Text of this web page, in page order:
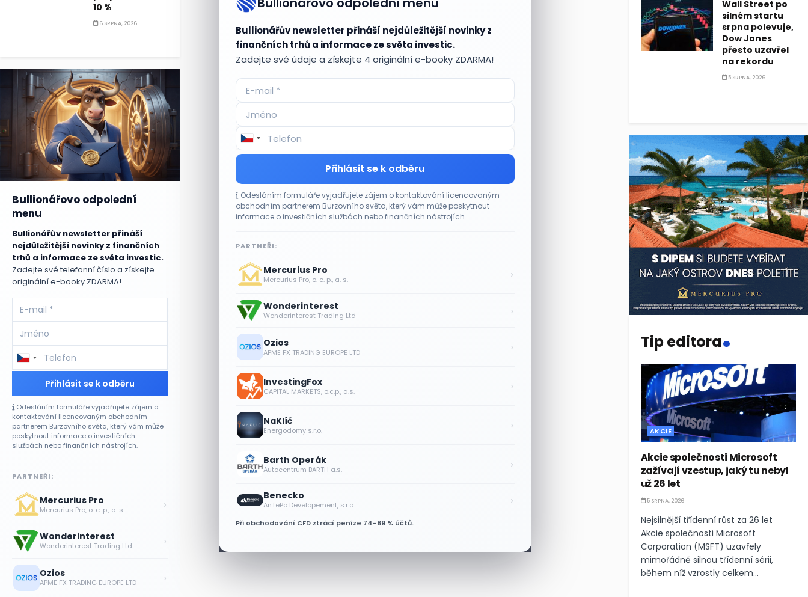
Bullionářův newsletter přináší nejdůležitější novinky z
finančních trhů a informace ze světa investic.
Zadejte své údaje a získejte 4 originální e-booky ZDARMA!
Přihlásit se k odběru
Odesláním formuláře vyjadřujete zájem o kontaktování licencovaným
obchodním partnerem Burzovního světa, který vám může poskytnout
informace o investičních službách nebo finančních nástrojích.
PARTNEŘI:
Mercurius Pro
Mercurius Pro, o. c. p., a. s. ›
Wonderinterest
Wonderinterest Trading Ltd ›
Ozios
APME FX TRADING EUROPE LTD ›
InvestingFox
CAPITAL MARKETS, o.c.p., a.s. ›
NaKlíč
Energodomy s.r.o. ›
Barth Operák
Autocentrum BARTH a.s. ›
Benecko
AnTePo Developement, s.r.o. ›
Při obchodování CFD ztrácí peníze 74–89 % účtů.
10 %
6 SRPNA, 2026
Bullionářovo odpolední
menu
Bullionářův newsletter přináší
nejdůležitější novinky z finančních
trhů a informace ze světa investic.
Zadejte své telefonní číslo a získejte
originální e-booky ZDARMA!
Přihlásit se k odběru
Odesláním formuláře vyjadřujete zájem o
kontaktování licencovaným obchodním
partnerem Burzovního světa, který vám může
poskytnout informace o investičních
službách nebo finančních nástrojích.
PARTNEŘI:
Mercurius Pro
Mercurius Pro, o. c. p., a. s. ›
Wonderinterest
Wonderinterest Trading Ltd ›
Ozios
APME FX TRADING EUROPE LTD ›
Wall Street po
silném startu
srpna polevuje,
Dow Jones
přesto uzavřel
na rekordu
5 SRPNA, 2026
Tip editora.
AKCIE
Akcie společnosti Microsoft
zažívají vzestup, jaký tu nebyl
už 26 let
5 SRPNA, 2026
Nejsilnější třídenní růst za 26 let
Akcie společnosti Microsoft
Corporation (MSFT) uzavřely
mimořádně silnou třídenní sérii,
během níž vzrostly celkem...